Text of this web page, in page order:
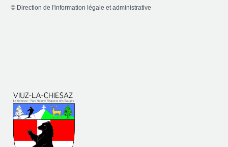
© Direction de l'information légale et administrative